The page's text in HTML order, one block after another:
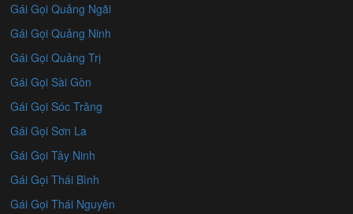
Gái Gọi Quảng Ngãi
Gái Gọi Quảng Ninh
Gái Gọi Quảng Trị
Gái Gọi Sài Gòn
Gái Gọi Sóc Trăng
Gái Gọi Sơn La
Gái Gọi Tây Ninh
Gái Gọi Thái Bình
Gái Gọi Thái Nguyên